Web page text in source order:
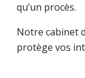
qu’un procès.
Notre cabinet
protège vos